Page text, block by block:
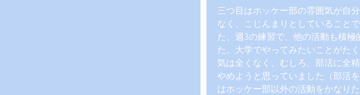
三つ目はホッケー部の雰囲気が自
なく、こじんまりとしていること
た、週3の練習で、他の活動も積
た。大学でやってみたいことがた
気は全くなく、むしろ、部活に全
やめようと思っていました（部活
はホッケー部以外の活動をかなり